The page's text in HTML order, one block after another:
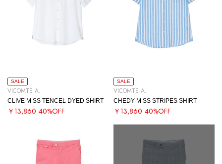
SALE
VICOMTE A.
CLIVE M SS TENCEL DYED SHIRT
￥13,860 40%OFF
SALE
VICOMTE A.
CHEDY M SS STRIPES SHIRT
￥13,860 40%OFF